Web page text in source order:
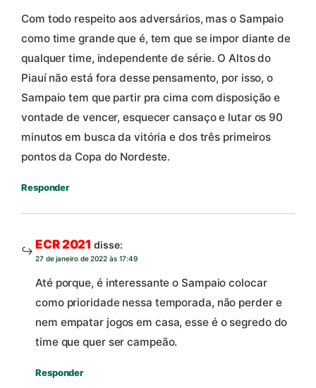
Com todo respeito aos adversários, mas o Sampaio
como time grande que é, tem que se impor diante de
qualquer time, independente de série. O Altos do
Piauí não está fora desse pensamento, por isso, o
Sampaio tem que partir pra cima com disposição e
vontade de vencer, esquecer cansaço e lutar os 90
minutos em busca da vitória e dos três primeiros
pontos da Copa do Nordeste.
Responder
ECR 2021 disse:
27 de janeiro de 2022 às 17:49
Até porque, é interessante o Sampaio colocar
como prioridade nessa temporada, não perder e
nem empatar jogos em casa, esse é o segredo do
time que quer ser campeão.
Responder